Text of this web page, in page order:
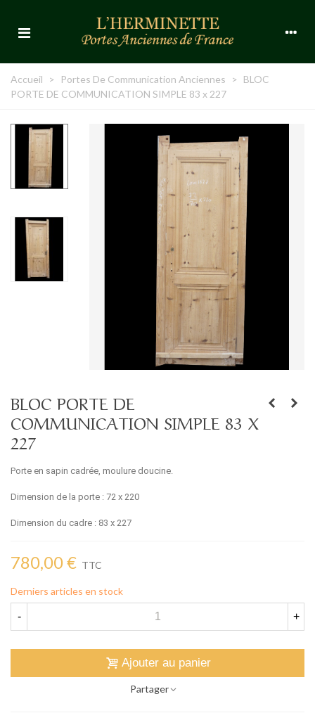
Accueil > Portes De Communication Anciennes > BLOC
PORTE DE COMMUNICATION SIMPLE 83 x 227
BLOC PORTE DE
COMMUNICATION SIMPLE 83 X
227
Porte en sapin cadrée, moulure doucine.
Dimension de la porte : 72 x 220
Dimension du cadre : 83 x 227
780,00 € TTC
Derniers articles en stock
- +
Ajouter au panier
Partager